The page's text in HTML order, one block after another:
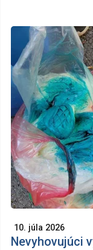
10. júla 2026
Nevyhovujúci